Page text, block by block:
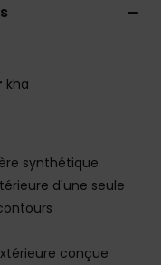
kha
synthétique
d'une seule
conçue